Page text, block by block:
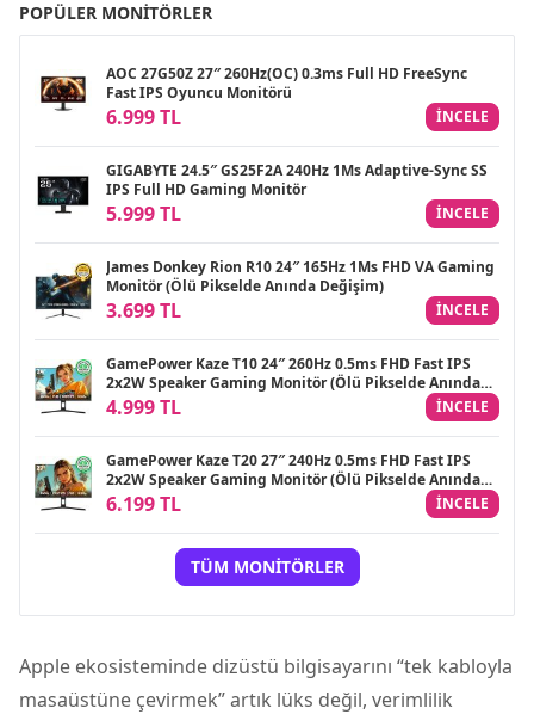
POPÜLER MONITÖRLER
AOC 27G50Z 27″ 260Hz(OC) 0.3ms Full HD FreeSync
Fast IPS Oyuncu Monitörü
6.999 TL INCELE
GIGABYTE 24.5″ GS25F2A 240Hz 1Ms Adaptive-Sync SS
IPS Full HD Gaming Monitör
5.999 TL INCELE
James Donkey Rion R10 24″ 165Hz 1Ms FHD VA Gaming
Monitör (Ölü Pikselde Anında Değişim)
3.699 TL INCELE
GamePower Kaze T10 24″ 260Hz 0.5ms FHD Fast IPS
2x2W Speaker Gaming Monitör (Ölü Pikselde Anında
Değişim)
4.999 TL INCELE
GamePower Kaze T20 27″ 240Hz 0.5ms FHD Fast IPS
2x2W Speaker Gaming Monitör (Ölü Pikselde Anında
Değişim)
6.199 TL INCELE
TÜM MONITÖRLER
Apple ekosisteminde dizüstü bilgisayarını “tek kabloyla
masaüstüne çevirmek” artık lüks değil, verimlilik